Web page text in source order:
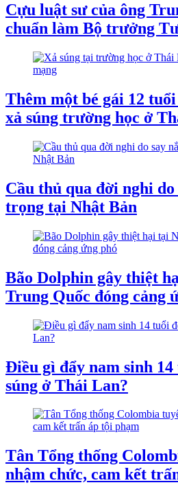
Cựu luật sư của ông
chuẩn làm Bộ trưởng
Thêm một bé gái 12
xả súng trường học ở
Cầu thủ qua đời nghi do
trọng tại Nhật Bản
Bão Dolphin gây thiệt
Trung Quốc đóng cảng
Điều gì đẩy nam sinh 14
súng ở Thái Lan?
Tân Tổng thống
nhậm chức, cam kết